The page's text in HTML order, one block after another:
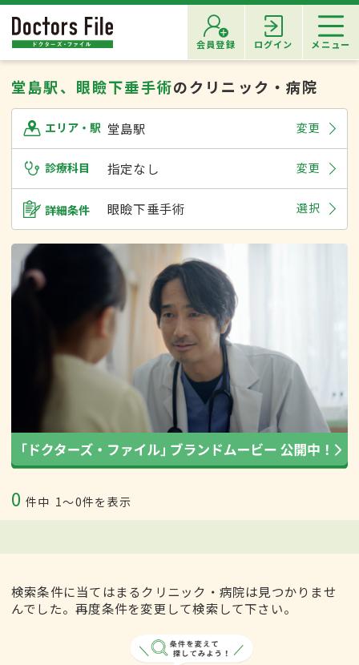
会員登録 ログイン メニュー
堂島駅、眼瞼下垂手術のクリニック・病院
エリア・駅 堂島駅 変更
診療科目 指定なし 変更
詳細条件 眼瞼下垂手術 選択
0 件中 1〜0件を表示
検索条件に当てはまるクリニック・病院は見つかりませ
んでした。再度条件を変更して検索して下さい。